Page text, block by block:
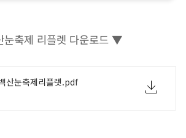
눈축제 리플렛 다운로드 ▼
산눈축제리플렛.pdf